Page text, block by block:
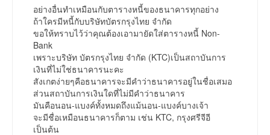
อย่างอื่นทำเหมือนกับตารางหนี้ของธนาคารทุกอย่าง
ถ้าใครมีหนี้กับบริษัทบัตรกรุงไทย จำกัด
ขอให้ทราบไว้ว่าคุณต้องเอามายัดใส่ตารางหนี้ Non-
Bank
เพราะบริษัท บัตรกรุงไทย จำกัด (KTC)เป็นสถาบันการ
เงินที่ไม่ใช่ธนาคารนะคะ
สังเกตง่ายๆคือธนาคารจะมีคำว่าธนาคารอยู่ในชื่อเสมอ
ส่วนสถาบันการเงินใดที่ไม่มีคำว่าธนาคาร
มันคือนอน-แบงค์ทั้งหมดถึงแม้นอน-แบงค์บางเจ้า
จะมีชื่อเหมือนธนาคารก็ตาม เช่น KTC, กรุงศรีจีอี
เป็นต้น